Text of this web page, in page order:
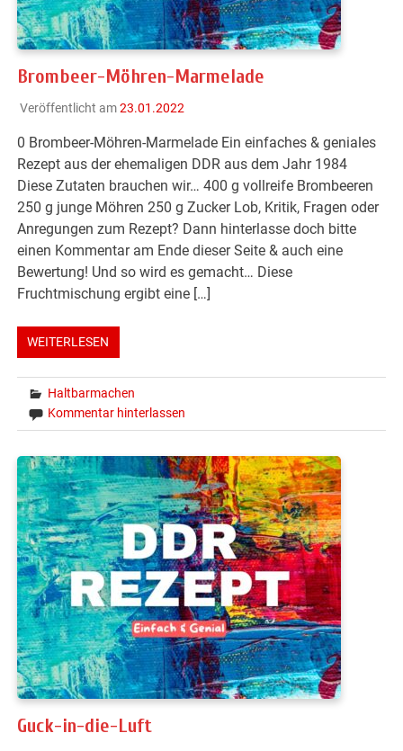
Brombeer-Möhren-Marmelade
Veröffentlicht am23.01.2022
0 Brombeer-Möhren-Marmelade Ein einfaches & geniales
Rezept aus der ehemaligen DDR aus dem Jahr 1984
Diese Zutaten brauchen wir… 400 g vollreife Brombeeren
250 g junge Möhren 250 g Zucker Lob, Kritik, Fragen oder
Anregungen zum Rezept? Dann hinterlasse doch bitte
einen Kommentar am Ende dieser Seite & auch eine
Bewertung! Und so wird es gemacht… Diese
Fruchtmischung ergibt eine […]
WEITERLESEN
Haltbarmachen
Kommentar hinterlassen
Guck-in-die-Luft